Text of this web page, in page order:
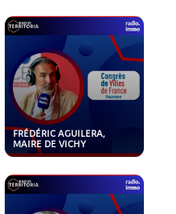
FRÉDÉRIC AGUILERA,
MAIRE DE VICHY